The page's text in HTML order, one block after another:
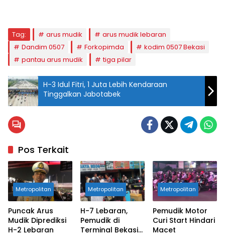
Tag: arus mudik
arus mudik lebaran
Dandim 0507
Forkopimda
kodim 0507 Bekasi
pantau arus mudik
tiga pilar
H-3 Idul Fitri, 1 Juta Lebih Kendaraan
Tinggalkan Jabotabek
Pos Terkait
Metropolitan
Puncak Arus
Mudik Diprediksi
H-2 Lebaran
Metropolitan
H-7 Lebaran,
Pemudik di
Terminal Bekasi
Metropolitan
Pemudik Motor
Curi Start Hindari
Macet